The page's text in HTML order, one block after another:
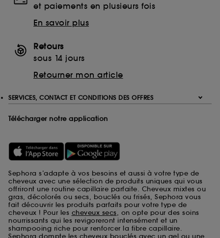
et paiements en plusieurs fois
En savoir plus
Retours
sous 14 jours
Retourner mon article
SERVICES, CONTACT ET CONDITIONS DES OFFRES
Télécharger notre application
Sephora s’adapte à vos besoins et aussi à votre type de
cheveux avec une sélection de produits uniques qui vous
offriront une routine capillaire parfaite. Cheveux mixtes ou
gras, décolorés ou secs, bouclés ou frisés, Sephora vous
fait découvrir les produits parfaits pour votre type de
cheveux ! Pour les cheveux secs, on opte pour des soins
nourrissants qui les revigoreront intensément et un
shampooing riche pour renforcer la fibre capillaire.